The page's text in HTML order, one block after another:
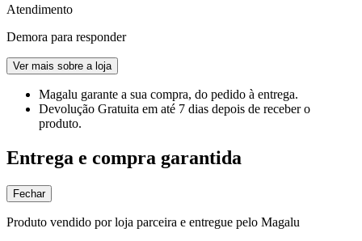
Atendimento
Demora para responder
Ver mais sobre a loja
Magalu garante a sua compra, do pedido à entrega.
Devolução Gratuita em até 7 dias depois de receber o
produto.
Entrega e compra garantida
Fechar
Produto vendido por loja parceira e entregue pelo Magalu